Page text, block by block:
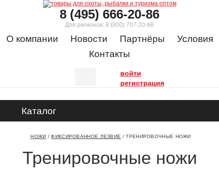
8 (495) 666-20-86
Для регионов: 8 (800) 707-20-86
О компании Новости Партнёры
Условия
Контакты
войти
регистрация
Каталог
НОЖИ / ФИКСИРОВАННОЕ ЛЕЗВИЕ / ТРЕНИРОВОЧНЫЕ НОЖИ
Тренировочные ножи